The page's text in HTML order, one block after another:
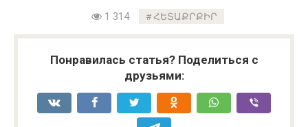
1 314 ՀԵՏԱՔՐՔԻՐ
Понравилась статья? Поделиться с
друзьями: